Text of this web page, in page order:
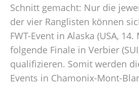
Schnitt gemacht: Nur die
der vier Ranglisten können
FWT-Event in Alaska (USA,
folgende Finale in Verbier
qualifizieren. Somit werden
Events in Chamonix-Mont-